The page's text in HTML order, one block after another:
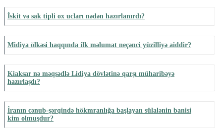
İskit və sak tipli ox ucları nədən hazırlanırdı?
Midiya ölkəsi haqqında ilk məlumat neçənci yüzilliyə aiddir?
Kiaksar nə məqsədlə Lidiya dövlətinə qarşı müharibəyə
hazırlaşdı?
İranın cənub-şərqində hökmranlığa başlayan sülalənin banisi
kim olmuşdur?